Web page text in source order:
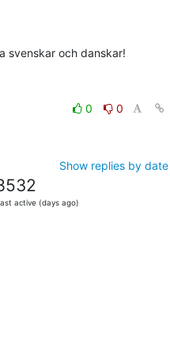
svenskar och danskar!
0
0
Show replies by date
active (days ago)